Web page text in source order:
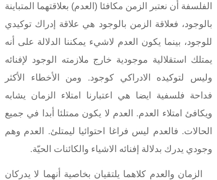
الفلسفة أن نعتبر الزمن مكافئا (العدم) بعلاقتهما المتباينة
بالوجود، فعلاقة الزمن بالوجود هي علاقة إدراك توكيدي
للوجود، بينما يكون العدم لاشيء يمكننا الدلالة على أنه
يمتلك استقلالية موجودية خارج ملازمته الوجود لإفنائه
وليس لتوكيده الادراكي كوجود. ومن الأخطاء الأكثر
فداحة فلسفية ايضا هي اعتبارنا امتلاء الزمان يشابه
ويكافئ امتلاء العدم. العدم لا يكون ممتلئا أبدا في جميع
الحالات. فالعدم ليس فراغا احتوائيا ليمتلئ. العدم وهم
وجودي يدرك بدلالة إفنائه الاشياء والكائنات الحيّة.
الزمان والعدم كلاهما يلتقيان بخاصية أنهما لا يدركان